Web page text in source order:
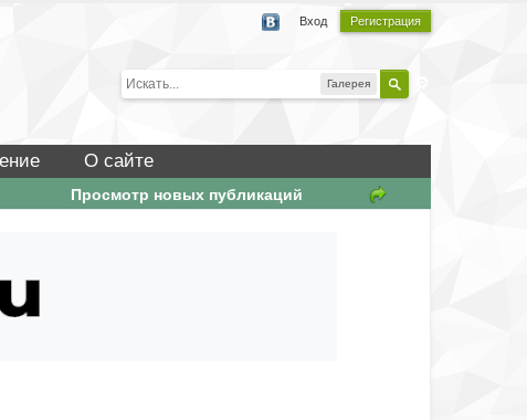
Вход Регистрация
Галерея
О сайте
Просмотр новых публикаций